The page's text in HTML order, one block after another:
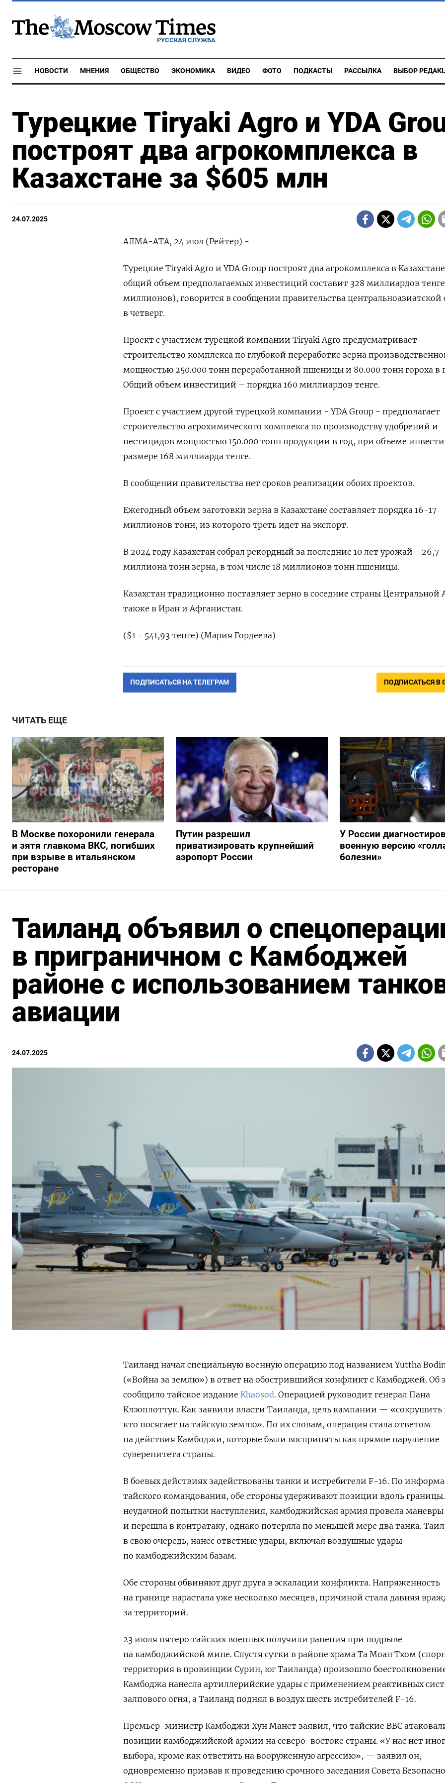
РУССКАЯ СЛУЖБА
НОВОСТИ МНЕНИЯ ОБЩЕСТВО ЭКОНОМИКА ВИДЕО ФОТО ПОДКАСТЫ РАССЫЛКА ВЫБОР
Турецкие Tiryaki Agro и YDA
построят два агрокомплекса в
Казахстане за $605 млн
24.07.2025
АЛМА-АТА, 24 июл (Рейтер) -
Турецкие Tiryaki Agro и YDA Group построят два агрокомплекса в
общий объем предполагаемых инвестиций составит 328 миллиардов
миллионов), говорится в сообщении правительства центральноазиатской
в четверг.
Проект с участием турецкой компании Tiryaki Agro предусматривает
строительство комплекса по глубокой переработке зерна
мощностью 250.000 тонн переработанной пшеницы и 80.000 тонн гороха в
Общий объем инвестиций – порядка 160 миллиардов тенге.
Проект с участием другой турецкой компании - YDA Group - предполагает
строительство агрохимического комплекса по производству удобрений и
пестицидов мощностью 150.000 тонн продукции в год, при объеме
размере 168 миллиарда тенге.
В сообщении правительства нет сроков реализации обоих проектов.
Ежегодный объем заготовки зерна в Казахстане составляет порядка 16-17
миллионов тонн, из которого треть идет на экспорт.
В 2024 году Казахстан собрал рекордный за последние 10 лет урожай - 26,7
миллиона тонн зерна, в том числе 18 миллионов тонн пшеницы.
Казахстан традиционно поставляет зерно в соседние страны Центральной
также в Иран и Афганистан.
($1 = 541,93 тенге) (Мария Гордеева)
ПОДПИСАТЬСЯ НА ТЕЛЕГРАМ ПОДПИСАТЬСЯ В
ЧИТАТЬ ЕЩЕ
В Москве похоронили генерала
и зятя главкома ВКС, погибших
при взрыве в итальянском
ресторане
Путин разрешил
приватизировать крупнейший
аэропорт России
У России
военную версию
болезни»
Таиланд объявил о
в приграничном с Камбоджей
районе с использованием
авиации
24.07.2025
Таиланд начал специальную военную операцию под названием Yuttha
(«Война за землю») в ответ на обострившийся конфликт с Камбоджей. Об
сообщило тайское издание Khaosod. Операцией руководит генерал Пана
Клэоплоттук. Как заявили власти Таиланда, цель кампании — «сокрушить
кто посягает на тайскую землю». По их словам, операция стала ответом
на действия Камбоджи, которые были восприняты как прямое нарушение
суверенитета страны.
В боевых действиях задействованы танки и истребители F-16. По
тайского командования, обе стороны удерживают позиции вдоль
неудачной попытки наступления, камбоджийская армия провела маневры
и перешла в контратаку, однако потеряла по меньшей мере два танка.
в свою очередь, нанес ответные удары, включая воздушные удары
по камбоджийским базам.
Обе стороны обвиняют друг друга в эскалации конфликта. Напряженность
на границе нарастала уже несколько месяцев, причиной стала давняя
за территорий.
23 июля пятеро тайских военных получили ранения при подрыве
на камбоджийской мине. Спустя сутки в районе храма Та Моан Тхом
территория в провинции Сурин, юг Таиланда) произошло
Камбоджа нанесла артиллерийские удары с применением реактивных
залпового огня, а Таиланд поднял в воздух шесть истребителей F-16.
Премьер-министр Камбоджи Хун Манет заявил, что тайские ВВС
позиции камбоджийской армии на северо-востоке страны. «У нас нет
выбора, кроме как ответить на вооруженную агрессию», — заявил он,
одновременно призвав к проведению срочного заседания Совета